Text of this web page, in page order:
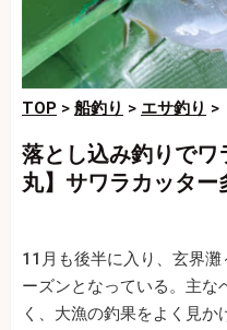
TOP > 船釣り > エサ釣り >
落とし込み釣りで
丸】サワラカッター
11月も後半に入り、玄界
ーズンとなっている。主な
く、大漁の釣果をよく見